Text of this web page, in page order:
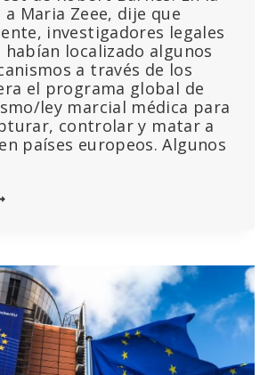
Maria Zeee, dije que
investigadores legales
habían localizado algunos
a través de los
el programa global de
ley marcial médica para
controlar y matar a
países europeos. Algunos